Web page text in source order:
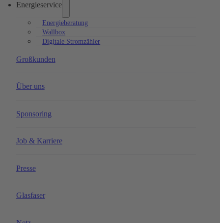
Energieservice
Energieberatung
Wallbox
Digitale Stromzähler
Großkunden
Über uns
Sponsoring
Job & Karriere
Presse
Glasfaser